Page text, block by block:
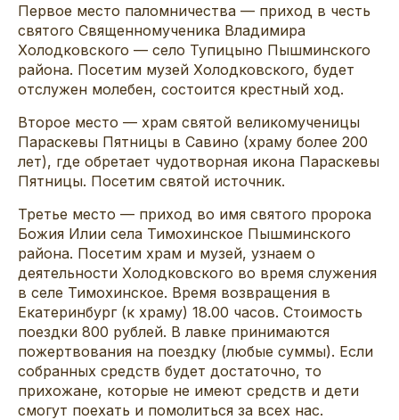
Первое место паломничества — приход в честь
святого Священномученика Владимира
Холодковского — село Тупицыно Пышминского
района. Посетим музей Холодковского, будет
отслужен молебен, состоится крестный ход.
Второе место — храм святой великомученицы
Параскевы Пятницы в Савино (храму более 200
лет), где обретает чудотворная икона Параскевы
Пятницы. Посетим святой источник.
Третье место — приход во имя святого пророка
Божия Илии села Тимохинское Пышминского
района. Посетим храм и музей, узнаем о
деятельности Холодковского во время служения
в селе Тимохинское. Время возвращения в
Екатеринбург (к храму) 18.00 часов. Стоимость
поездки 800 рублей. В лавке принимаются
пожертвования на поездку (любые суммы). Если
собранных средств будет достаточно, то
прихожане, которые не имеют средств и дети
смогут поехать и помолиться за всех нас.